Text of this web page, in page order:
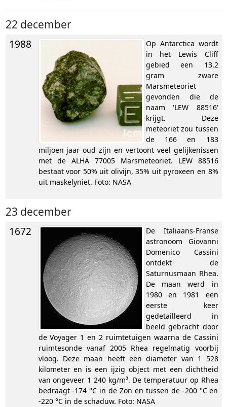
22 december
1988
Op Antarctica wordt
in het Lewis Cliff
gebied een 13,2
gram zware
Marsmeteoriet
gevonden die de
naam 'LEW 88516'
krijgt. Deze
meteoriet zou tussen
de 166 en 183
miljoen jaar oud zijn en vertoont veel gelijkenissen
met de ALHA 77005 Marsmeteoriet. LEW 88516
bestaat voor 50% uit olivijn, 35% uit pyroxeen en 8%
uit maskelyniet. Foto: NASA
23 december
1672
De Italiaans-Franse
astronoom Giovanni
Domenico Cassini
ontdekt de
Saturnusmaan Rhea.
De maan werd in
1980 en 1981 een
eerste keer
gedetailleerd in
beeld gebracht door
de Voyager 1 en 2 ruimtetuigen waarna de Cassini
ruimtesonde vanaf 2005 Rhea regelmatig voorbij
vloog. Deze maan heeft een diameter van 1 528
kilometer en is een ijzig object met een dichtheid
van ongeveer 1 240 kg/m³. De temperatuur op Rhea
bedraagt -174 °C in de Zon en tussen de -200 °C en
-220 °C in de schaduw. Foto: NASA